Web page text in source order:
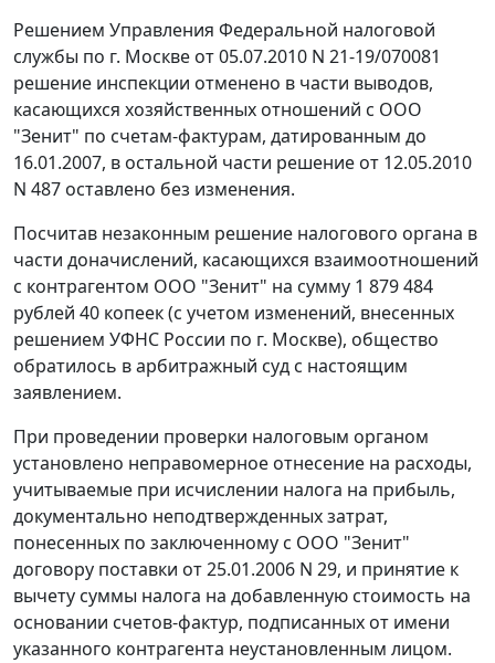
Решением Управления Федеральной налоговой
службы по г. Москве от 05.07.2010 N 21-19/070081
решение инспекции отменено в части выводов,
касающихся хозяйственных отношений с ООО
"Зенит" по счетам-фактурам, датированным до
16.01.2007, в остальной части решение от 12.05.2010
N 487 оставлено без изменения.
Посчитав незаконным решение налогового органа в
части доначислений, касающихся взаимоотношений
с контрагентом ООО "Зенит" на сумму 1 879 484
рублей 40 копеек (с учетом изменений, внесенных
решением УФНС России по г. Москве), общество
обратилось в арбитражный суд с настоящим
заявлением.
При проведении проверки налоговым органом
установлено неправомерное отнесение на расходы,
учитываемые при исчислении налога на прибыль,
документально неподтвержденных затрат,
понесенных по заключенному с ООО "Зенит"
договору поставки от 25.01.2006 N 29, и принятие к
вычету суммы налога на добавленную стоимость на
основании счетов-фактур, подписанных от имени
указанного контрагента неустановленным лицом.